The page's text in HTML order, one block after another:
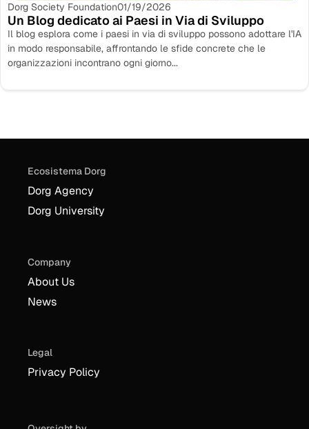
Dorg Society Foundation01/19/2026
Un Blog dedicato ai Paesi in Via di Sviluppo
Il blog esplora come i paesi in via di sviluppo possono adottare l'IA
in modo responsabile, affrontando le sfide concrete che le
organizzazioni incontrano ogni giorno...
Ecosistema Dorg
Dorg University
Dorg Agency
Company
News
About Us
Legal
Privacy Policy